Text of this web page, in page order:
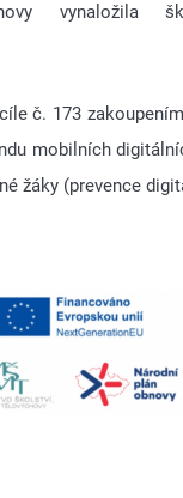
vynaložila
č. 173
mobilních
žáky (prevence